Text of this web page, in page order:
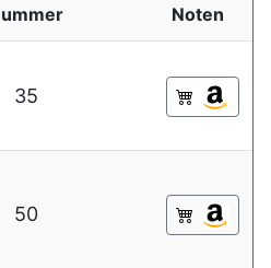
Noten
35
50